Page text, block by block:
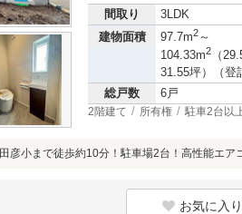
間取り
3LDK
建物面積
97.7m2～
104.33m2
（
31.55坪）（登
総戸数
6戸
2階建て 所有権 駐車2台以
田彦小まで徒歩約10分！駐車場2台！高性能エア
お気に入